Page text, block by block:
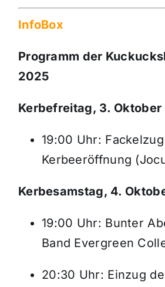
InfoBox
Programm der
2025
Kerbefreitag, 3. Oktober
19:00 Uhr:
Kerbeeröffnung
Kerbesamstag, 4.
19:00 Uhr: Bunter
Band Evergreen
20:30 Uhr: Einzug